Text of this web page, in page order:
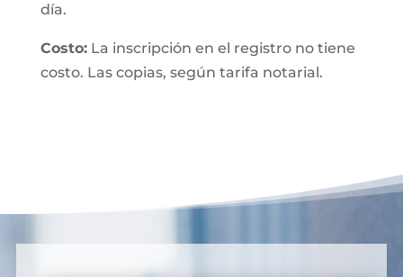
día.
Costo:La inscripción en el registro no tiene
costo. Las copias, según tarifa notarial.